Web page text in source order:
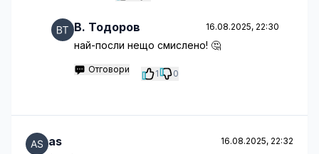
B. Тодоров 16.08.2025, 22:30
най-посли нещо смислено! 🤔
Отговори 1 0
as 16.08.2025, 22:32